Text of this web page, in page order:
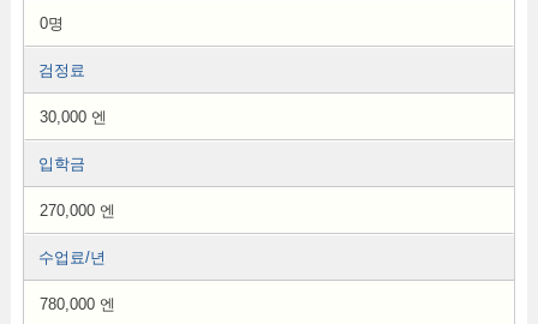
0명
검정료
30,000 엔
입학금
270,000 엔
수업료/년
780,000 엔